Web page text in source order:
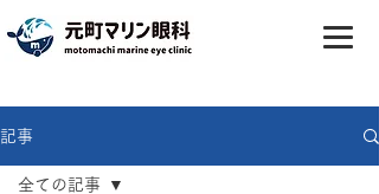
記事
全ての記事